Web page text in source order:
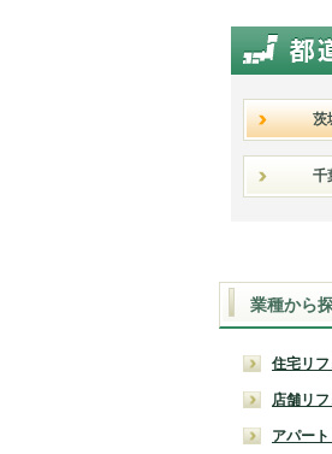
茨
千
業種から
住宅リ
店舗リ
アパー